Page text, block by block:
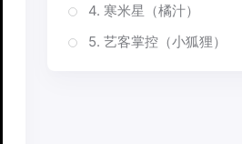
4. 寒米星（橘汁）
5. 艺客掌控（小狐狸）